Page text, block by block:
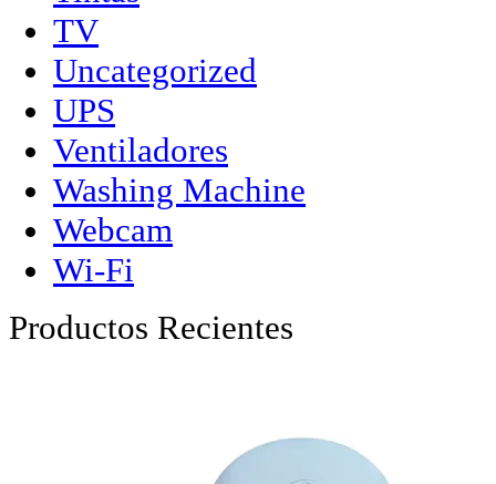
TV
Uncategorized
UPS
Ventiladores
Washing Machine
Webcam
Wi-Fi
Productos Recientes